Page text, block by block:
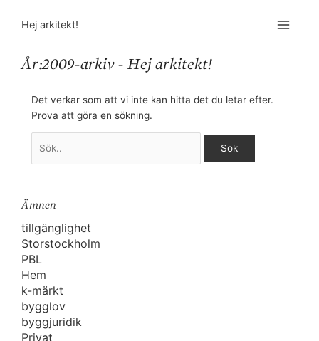
Hej arkitekt!
År:2009-arkiv - Hej arkitekt!
Det verkar som att vi inte kan hitta det du letar efter.
Prova att göra en sökning.
efter:
Ämnen
tillgänglighet
Storstockholm
PBL
Hem
k-märkt
bygglov
byggjuridik
Privat